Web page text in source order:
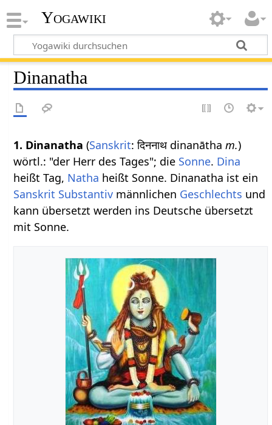
Yogawiki
Dinanatha
1. Dinanatha (Sanskrit: दिननाथ dinanātham.)
wörtl.: "der Herr des Tages"; die Sonne. Dina
heißt Tag, Natha heißt Sonne. Dinanatha ist ein
Sanskrit Substantiv männlichen Geschlechts und
kann übersetzt werden ins Deutsche übersetzt
mit Sonne.